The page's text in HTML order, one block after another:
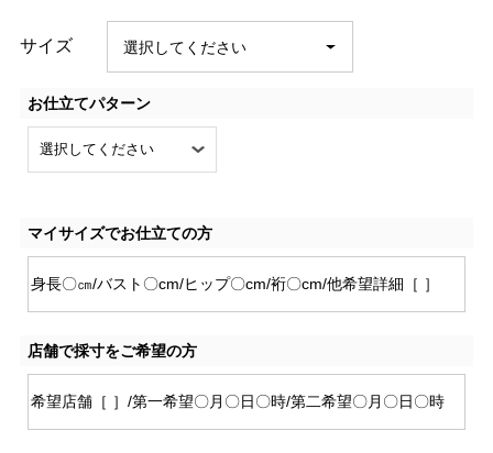
サイズ
お仕立てパターン
マイサイズでお仕立ての方
店舗で採寸をご希望の方